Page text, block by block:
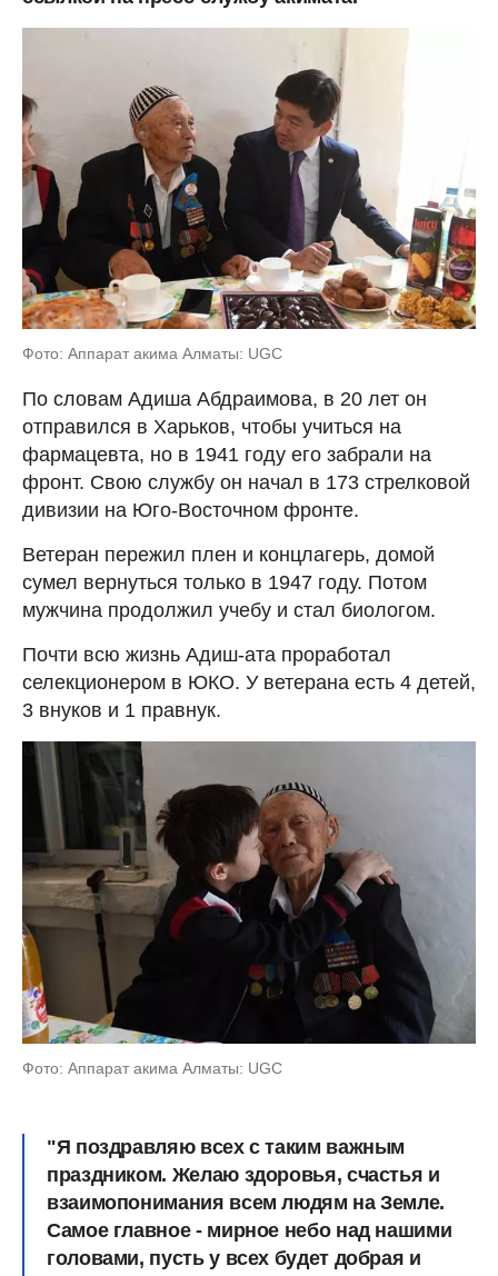
Фото: Аппарат акима Алматы: UGC
По словам Адиша Абдраимова, в 20 лет он
отправился в Харьков, чтобы учиться на
фармацевта, но в 1941 году его забрали на
фронт. Свою службу он начал в 173 стрелковой
дивизии на Юго-Восточном фронте.
Ветеран пережил плен и концлагерь, домой
сумел вернуться только в 1947 году. Потом
мужчина продолжил учебу и стал биологом.
Почти всю жизнь Адиш-ата проработал
селекционером в ЮКО. У ветерана есть 4 детей,
3 внуков и 1 правнук.
Фото: Аппарат акима Алматы: UGC
"Я поздравляю всех с таким важным
праздником. Желаю здоровья, счастья и
взаимопонимания всем людям на Земле.
Самое главное - мирное небо над нашими
головами, пусть у всех будет добрая и